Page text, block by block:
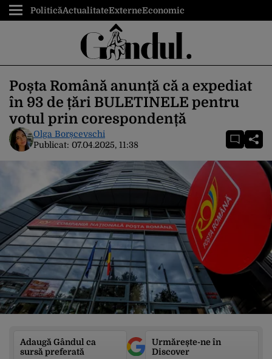
PoliticăActualitateExterneEconomic
Poșta Română anunță că a expediat
în 93 de țări BULETINELE pentru
votul prin corespondență
Olga Borșcevschi
Publicat: 07.04.2025, 11:38
Adaugă Gândul ca
sursă preferată
Urmărește-ne în
Discover